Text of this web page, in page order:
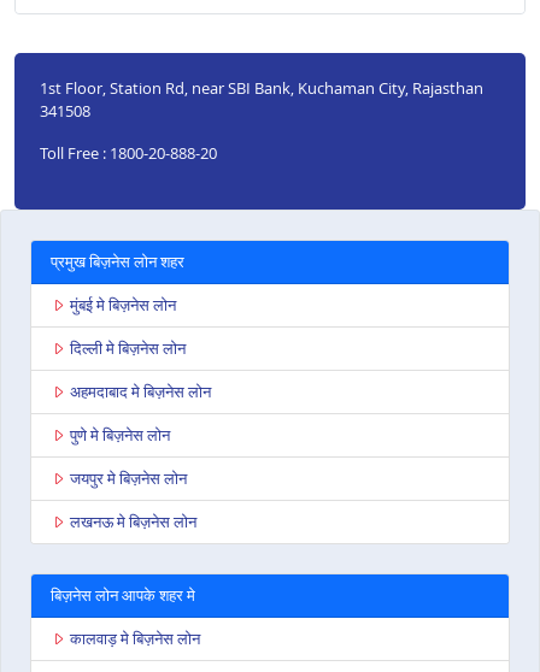
1st Floor, Station Rd, near SBI Bank, Kuchaman City, Rajasthan
341508
Toll Free : 1800-20-888-20
प्रमुख बिज़नेस लोन शहर
मुंबई मे बिज़नेस लोन
दिल्ली मे बिज़नेस लोन
अहमदाबाद मे बिज़नेस लोन
पुणे मे बिज़नेस लोन
जयपुर मे बिज़नेस लोन
लखनऊ मे बिज़नेस लोन
बिज़नेस लोन आपके शहर मे
कालवाड़ मे बिज़नेस लोन